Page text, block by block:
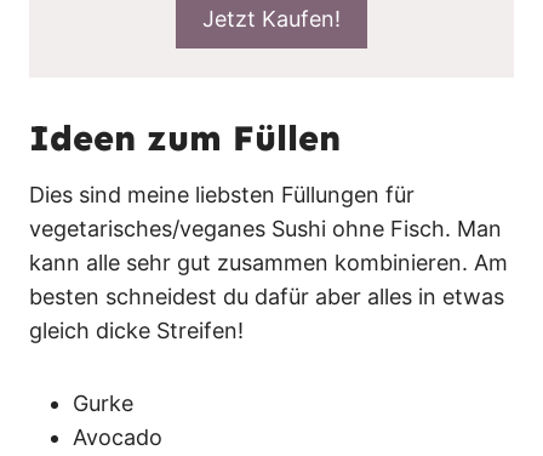
Jetzt Kaufen!
Ideen zum Füllen
Dies sind meine liebsten Füllungen für
vegetarisches/veganes Sushi ohne Fisch. Man
kann alle sehr gut zusammen kombinieren. Am
besten schneidest du dafür aber alles in etwas
gleich dicke Streifen!
Gurke
Avocado